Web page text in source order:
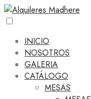
INICIO
NOSOTROS
GALERIA
CATÁLOGO
MESAS